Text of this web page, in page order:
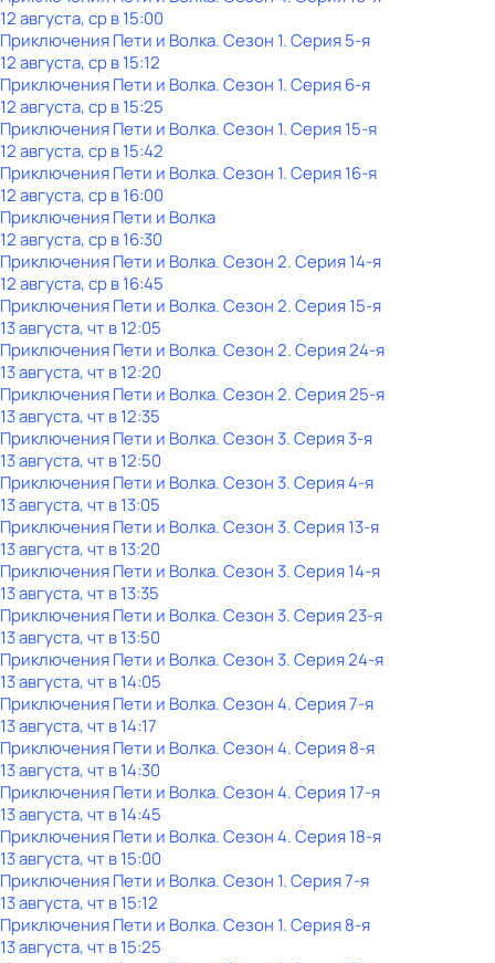
12 августа, ср в 15:00
Приключения Пети и Волка. Сезон 1. Серия 5-я
12 августа, ср в 15:12
Приключения Пети и Волка. Сезон 1. Серия 6-я
12 августа, ср в 15:25
Приключения Пети и Волка. Сезон 1. Серия 15-я
12 августа, ср в 15:42
Приключения Пети и Волка. Сезон 1. Серия 16-я
12 августа, ср в 16:00
Приключения Пети и Волка
12 августа, ср в 16:30
Приключения Пети и Волка. Сезон 2. Серия 14-я
12 августа, ср в 16:45
Приключения Пети и Волка. Сезон 2. Серия 15-я
13 августа, чт в 12:05
Приключения Пети и Волка. Сезон 2. Серия 24-я
13 августа, чт в 12:20
Приключения Пети и Волка. Сезон 2. Серия 25-я
13 августа, чт в 12:35
Приключения Пети и Волка. Сезон 3. Серия 3-я
13 августа, чт в 12:50
Приключения Пети и Волка. Сезон 3. Серия 4-я
13 августа, чт в 13:05
Приключения Пети и Волка. Сезон 3. Серия 13-я
13 августа, чт в 13:20
Приключения Пети и Волка. Сезон 3. Серия 14-я
13 августа, чт в 13:35
Приключения Пети и Волка. Сезон 3. Серия 23-я
13 августа, чт в 13:50
Приключения Пети и Волка. Сезон 3. Серия 24-я
13 августа, чт в 14:05
Приключения Пети и Волка. Сезон 4. Серия 7-я
13 августа, чт в 14:17
Приключения Пети и Волка. Сезон 4. Серия 8-я
13 августа, чт в 14:30
Приключения Пети и Волка. Сезон 4. Серия 17-я
13 августа, чт в 14:45
Приключения Пети и Волка. Сезон 4. Серия 18-я
13 августа, чт в 15:00
Приключения Пети и Волка. Сезон 1. Серия 7-я
13 августа, чт в 15:12
Приключения Пети и Волка. Сезон 1. Серия 8-я
13 августа, чт в 15:25